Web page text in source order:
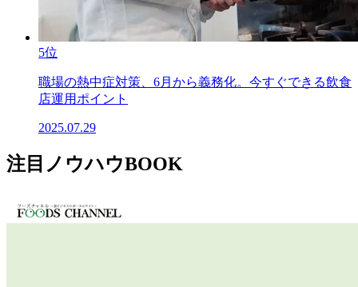
5位
職場の熱中症対策、6月から義務化。今すぐできる飲食
店運用ポイント
2025.07.29
注目ノウハウBOOK